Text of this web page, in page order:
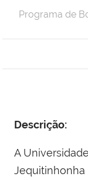
Programa de
Descrição:
A
Jequitinhonha